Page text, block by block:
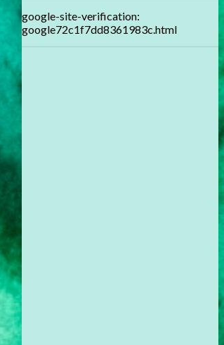
google-site-verification:
google72c1f7dd8361983c.html